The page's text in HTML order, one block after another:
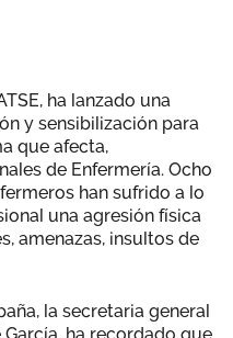
ha lanzado una
y sensibilización para
que afecta,
de Enfermería. Ocho
han sufrido a lo
una agresión física
amenazas, insultos de
la secretaria general